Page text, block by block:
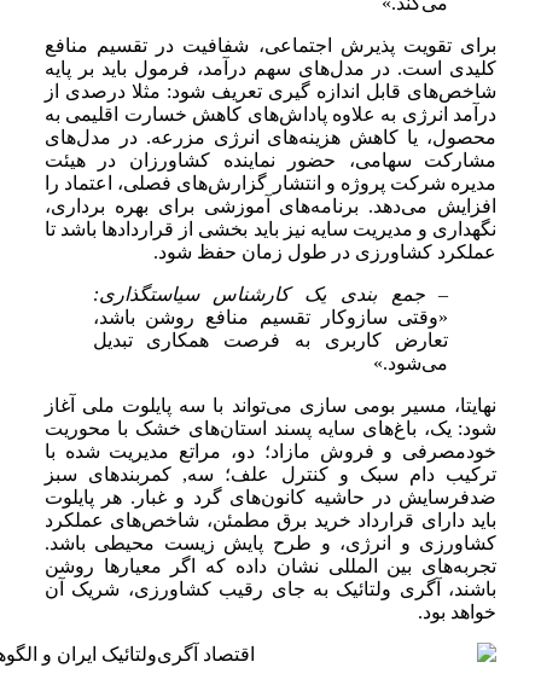
برای تقویت پذیرش اجتماعی، شفافیت در تقسیم منافع
کلیدی است. در مدل‌های سهم درآمد، فرمول باید بر پایه
شاخص‌های قابل اندازه گیری تعریف شود: مثلا درصدی از
درآمد انرژی به علاوه پاداش‌های کاهش خسارت اقلیمی به
محصول، یا کاهش هزینه‌های انرژی مزرعه. در مدل‌های
مشارکت سهامی، حضور نماینده کشاورزان در هیئت
مدیره شرکت پروژه و انتشار گزارش‌های فصلی، اعتماد را
افزایش می‌دهد. برنامه‌های آموزشی برای بهره برداری،
نگهداری و مدیریت سایه نیز باید بخشی از قراردادها باشد تا
عملکرد کشاورزی در طول زمان حفظ شود.
– جمع بندی یک کارشناس سیاستگذاری:
«وقتی سازوکار تقسیم منافع روشن باشد،
تعارض کاربری به فرصت همکاری تبدیل
می‌شود.»
نهایتا، مسیر بومی سازی می‌تواند با سه پایلوت ملی آغاز
شود: یک، باغ‌های سایه پسند استان‌های خشک با محوریت
خودمصرفی و فروش مازاد؛ دو، مراتع مدیریت شده با
ترکیب دام سبک و کنترل علف؛ سه, کمربندهای سبز
ضدفرسایش در حاشیه کانون‌های گرد و غبار. هر پایلوت
باید دارای قرارداد خرید برق مطمئن، شاخص‌های عملکرد
کشاورزی و انرژی، و طرح پایش زیست محیطی باشد.
تجربه‌های بین المللی نشان داده که اگر معیارها روشن
باشند، آگری ولتائیک به جای رقیب کشاورزی، شریک آن
خواهد بود.